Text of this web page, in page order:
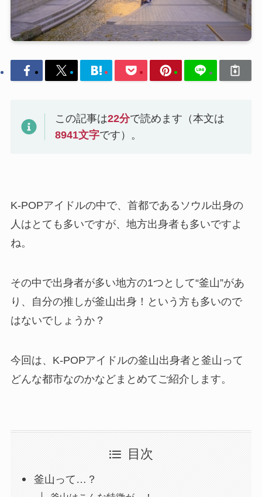
この記事は22分で読めます（本文は
8941文字です）。
K-POPアイドルの中で、首都であるソウル出身の
人はとても多いですが、地方出身者も多いですよ
ね。
その中で出身者が多い地方の1つとして“釜山”があ
り、自分の推しが釜山出身！という方も多いので
はないでしょうか？
今回は、K-POPアイドルの釜山出身者と釜山って
どんな都市なのかなどまとめてご紹介します。
目次
釜山って…？